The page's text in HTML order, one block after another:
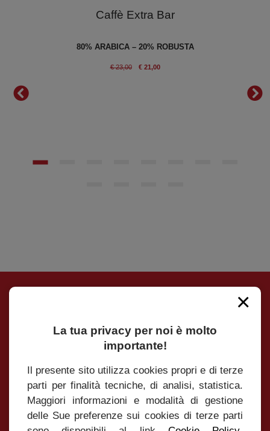
Caffè Extra Bar
80% ARABICA – 20% ROBUSTA
€ 23,00 € 21,00
Iscriviti alla Newsletter per essere sempre
aggiornato su tutte le novità e le promozioni
INVIA
×
La tua privacy per noi è molto
importante!
Il presente sito utilizza cookies propri e di terze
parti per finalità tecniche, di analisi, statistica.
Maggiori informazioni e modalità di gestione
delle Sue preferenze sui cookies di terze parti